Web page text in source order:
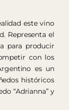
este vino
Representa el
para producir
con los
es un
históricos
“Adrianna” y